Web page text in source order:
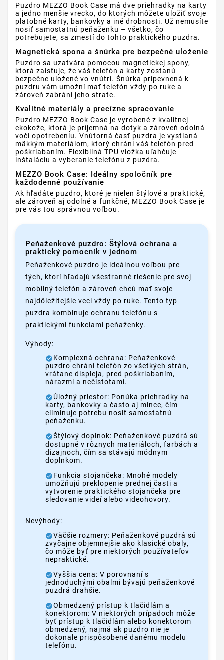
Puzdro MEZZO Book Case má dve priehradky na karty
a jedno menšie vrecko, do ktorých môžete uložiť svoje
platobné karty, bankovky a iné drobnosti. Už nemusíte
nosiť samostatnú peňaženku – všetko, čo
potrebujete, sa zmestí do tohto praktického puzdra.
Magnetická spona a šnúrka pre bezpečné uloženie
Puzdro sa uzatvára pomocou magnetickej spony,
ktorá zaisťuje, že váš telefón a karty zostanú
bezpečne uložené vo vnútri. Šnúrka pripevnená k
puzdru vám umožní mať telefón vždy po ruke a
zároveň zabráni jeho strate.
Kvalitné materiály a precízne spracovanie
Puzdro MEZZO Book Case je vyrobené z kvalitnej
ekokože, ktorá je príjemná na dotyk a zároveň odolná
voči opotrebeniu. Vnútorná časť puzdra je vystlaná
mäkkým materiálom, ktorý chráni váš telefón pred
poškriabaním. Flexibilná TPU vložka uľahčuje
inštaláciu a vyberanie telefónu z puzdra.
MEZZO Book Case: Ideálny spoločník pre
každodenné používanie
Ak hľadáte puzdro, ktoré je nielen štýlové a praktické,
ale zároveň aj odolné a funkčné, MEZZO Book Case je
pre vás tou správnou voľbou.
Peňaženkové puzdro: Štýlová ochrana a
praktický pomocník v jednom
Peňaženkové puzdro je ideálnou voľbou pre
tých, ktorí hľadajú všestranné riešenie pre svoj
mobilný telefón a zároveň chcú mať svoje
najdôležitejšie veci vždy po ruke. Tento typ
puzdra kombinuje ochranu telefónu s
praktickými funkciami peňaženky.
Výhody:
Komplexná ochrana: Peňaženkové
puzdro chráni telefón zo všetkých strán,
vrátane displeja, pred poškriabaním,
nárazmi a nečistotami.
Úložný priestor: Ponúka priehradky na
karty, bankovky a často aj mince, čím
eliminuje potrebu nosiť samostatnú
peňaženku.
Štýlový doplnok: Peňaženkové puzdrá sú
dostupné v rôznych materiáloch, farbách a
dizajnoch, čím sa stávajú módnym
doplnkom.
Funkcia stojančeka: Mnohé modely
umožňujú preklopenie prednej časti a
vytvorenie praktického stojančeka pre
sledovanie videí alebo videohovory.
Nevýhody:
Väčšie rozmery: Peňaženkové puzdrá sú
zvyčajne objemnejšie ako klasické obaly,
čo môže byť pre niektorých používateľov
nepraktické.
Vyššia cena: V porovnaní s
jednoduchými obalmi bývajú peňaženkové
puzdrá drahšie.
Obmedzený prístup k tlačidlám a
konektorom: V niektorých prípadoch môže
byť prístup k tlačidlám alebo konektorom
obmedzený, najmä ak puzdro nie je
dokonale prispôsobené danému modelu
telefónu.